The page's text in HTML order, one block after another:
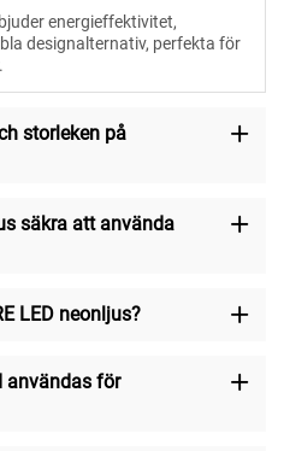
energieffektivitet,
designalternativ, perfekta för
storleken på
säkra att använda
LED neonljus?
användas för